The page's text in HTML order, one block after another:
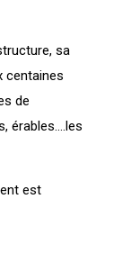
sa
centaines
de
érables….les
est